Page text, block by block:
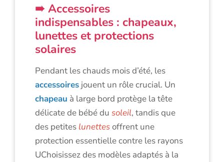
Accessoires
indispensables : chapeaux,
lunettes et protections
solaires
Pendant les chauds mois d’été, les
accessoires jouent un rôle crucial. Un
chapeau à large bord protège la tête
délicate de bébé du soleil, tandis que
des petites lunettesoffrent une
protection essentielle contre les rayons
UChoisissez des modèles adaptés à la